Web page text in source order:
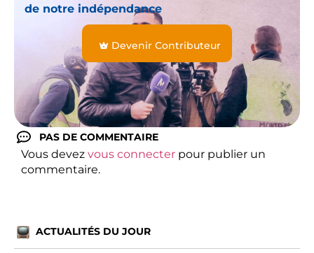
de notre indépendance
Devenir Contributeur
PAS DE COMMENTAIRE
Vous devez vous connecter pour publier un
commentaire.
ACTUALITÉS DU JOUR